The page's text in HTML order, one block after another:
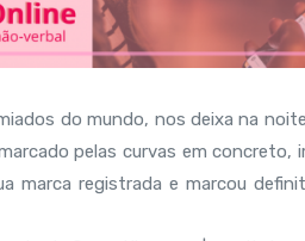
do mundo, nos deixa na
pelas curvas em concreto,
marca registrada e marcou